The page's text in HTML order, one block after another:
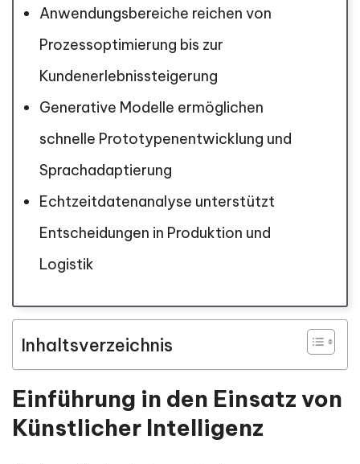
Anwendungsbereiche reichen von
Prozessoptimierung bis zur
Kundenerlebnissteigerung
Generative Modelle ermöglichen
schnelle Prototypenentwicklung und
Sprachadaptierung
Echtzeitdatenanalyse unterstützt
Entscheidungen in Produktion und
Logistik
Inhaltsverzeichnis
Einführung in den Einsatz von
Künstlicher Intelligenz